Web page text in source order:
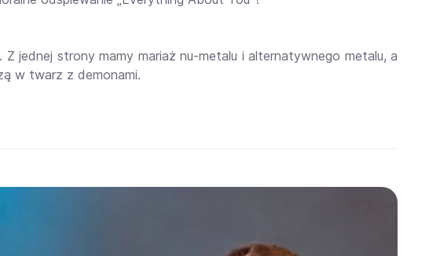
jednej strony mamy mariaż nu-metalu i alternatywnego metalu, a
w twarz z demonami.